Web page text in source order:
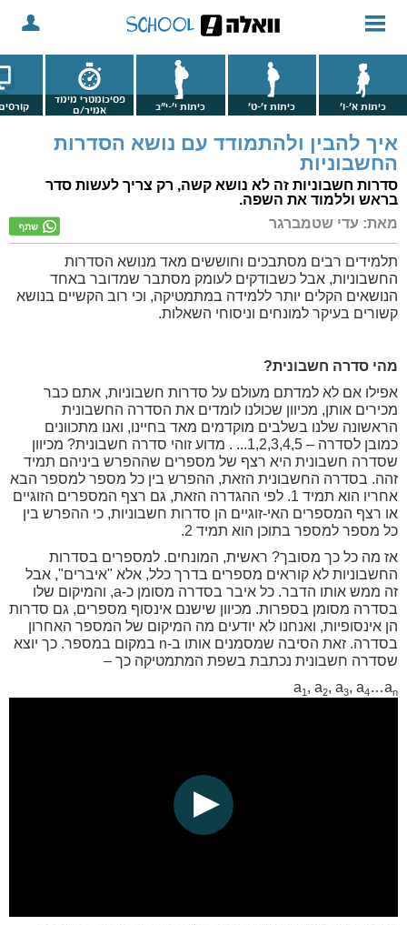
כיתות א'-ו' כיתות ז'-ט' כיתות י'-י"ב
פסיכומטרי מימד
אמיר/ם
איך להבין ולהתמודד עם נושא הסדרות
החשבוניות
סדרות חשבוניות זה לא נושא קשה, רק צריך לעשות סדר
בראש וללמוד את השפה.
מאת: עדי שטמברגר
תלמידים רבים מסתבכים וחוששים מאד מנושא הסדרות
החשבוניות, אבל כשבודקים לעומק מסתבר שמדובר באחד
הנושאים הקלים יותר ללמידה במתמטיקה, וכי רוב הקשיים בנושא
קשורים בעיקר למונחים וניסוחי השאלות.
מהי סדרה חשבונית?
אפילו אם לא למדתם מעולם על סדרות חשבוניות, אתם כבר
מכירים אותן, מכיוון שכולנו לומדים את הסדרה החשבונית
הראשונה שלנו בשלבים מוקדמים מאד בחיינו, ואנו מתכוונים
כמובן לסדרה – 1,2,3,4,5... . מדוע זוהי סדרה חשבונית? מכיוון
שסדרה חשבונית היא רצף של מספרים שההפרש ביניהם תמיד
זהה. בסדרה החשבונית הזאת, ההפרש בין כל מספר למספר הבא
אחריו הוא תמיד 1. לפי ההגדרה הזאת, גם רצף המספרים הזוגיים
או רצף המספרים האי-זוגיים הן סדרות חשבוניות, כי ההפרש בין
כל מספר למספר בתוכן הוא תמיד 2.
אז מה כל כך מסובך? ראשית, המונחים. למספרים בסדרות
החשבוניות לא קוראים מספרים בדרך כלל, אלא "איברים", אבל
זה ממש אותו הדבר. כל איבר בסדרה מסומן כ-a, והמיקום שלו
בסדרה מסומן בספרות. מכיוון שישנם אינסוף מספרים, גם סדרות
הן אינסופיות, ואנחנו לא יודעים מה המיקום של המספר האחרון
בסדרה. זאת הסיבה שמסמנים אותו ב-n במקום במספר. כך יוצא
שסדרה חשבונית נכתבת בשפת המתמטיקה כך –
a1, a2, a3, a4…an